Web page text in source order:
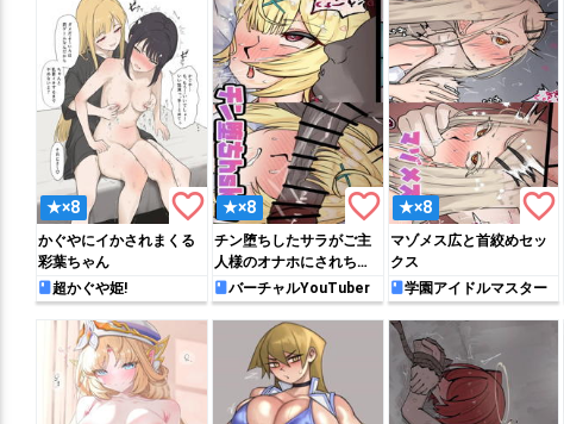
★×8 favorite_border
かぐやにイかされまくる
彩葉ちゃん
超かぐや姫!
★×8 favorite_border
チン堕ちしたサラがご主
人様のオナホにされちゃ
う♡バーチャルYouTuber
★×8 favorite_border
マゾメス広と首絞めセッ
クス
学園アイドルマスター